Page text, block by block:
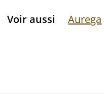
Voir aussi Aurega